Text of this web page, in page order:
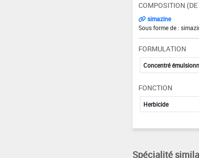
COMPOSITION
simazine
Sous forme de :
FORMULATION
Concentré
FONCTION
Herbicide
Spécialité